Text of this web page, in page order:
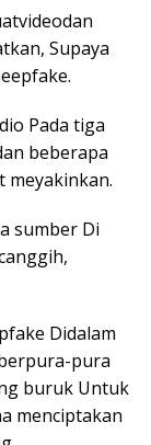
Supaya
Pada tiga
beberapa
meyakinkan.
sumber Di
Didalam
pura
buruk Untuk
menciptakan